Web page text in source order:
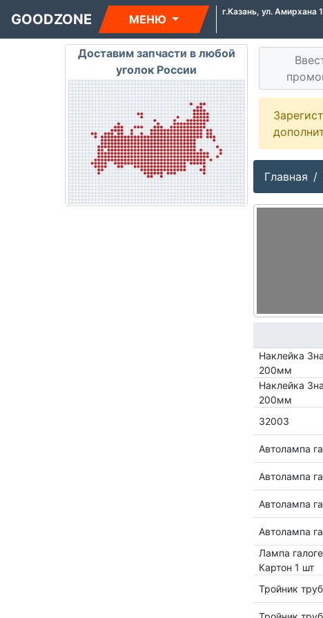
GOODZONE МЕНЮ
г.Казань, ул. Амирхана
Доставим запчасти в любой
уголок России
Главная
Наклейка
200мм
Наклейка
200мм
32003
Автолампа
Автолампа
Автолампа
Автолампа
Лампа
Картон 1 шт
Тройник